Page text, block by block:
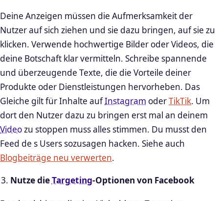
Deine Anzeigen müssen die Aufmerksamkeit der
Nutzer auf sich ziehen und sie dazu bringen, auf sie zu
klicken. Verwende hochwertige Bilder oder Videos, die
deine Botschaft klar vermitteln. Schreibe spannende
und überzeugende Texte, die die Vorteile deiner
Produkte oder Dienstleistungen hervorheben. Das
Gleiche gilt für Inhalte aufInstagram oderTikTik. Um
dort den Nutzer dazu zu bringen erst mal an deinem
Videozu stoppen muss alles stimmen. Du musst den
Feed de s Users sozusagen hacken. Siehe auch
Blogbeiträge neu verwerten.
Nutze dieTargeting-Optionen von Facebook